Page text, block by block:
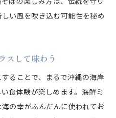
い風を吹き込む可能性を秘め
スして味わう
ることで、まるで沖縄の海岸
食体験が楽しめます。海鮮ミ
の幸がふんだんに使われてお